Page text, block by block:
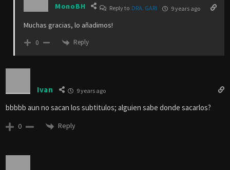
MonoBH Reply to DRA. GARI 9 years ago
Muchas gracias, lo añadimos!
0 Reply
Ivan 9 years ago
bbbbb aun no sacan los subtitulos; alguien sabe donde sacarlos?
0 Reply